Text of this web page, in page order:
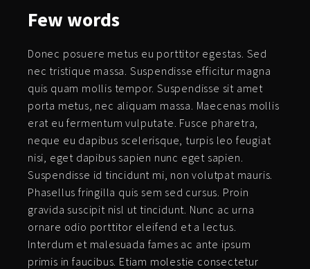
Fewwords
Donec posuere metus eu porttitor egestas. Sed
nec tristique massa. Suspendisse efficitur magna
quis quam mollis tempor. Suspendisse sit amet
porta metus, nec aliquam massa. Maecenas mollis
erat eu fermentum vulputate. Fusce pharetra,
neque eu dapibus scelerisque, turpis leo feugiat
nisi, eget dapibus sapien nunc eget sapien.
Suspendisse id tincidunt mi, non volutpat mauris.
Phasellus fringilla quis sem sed cursus. Proin
gravida suscipit nisl ut tincidunt. Nunc ac urna
ornare odio porttitor eleifend et a lectus.
Interdum et malesuada fames ac ante ipsum
primis in faucibus. Etiam molestie consectetur